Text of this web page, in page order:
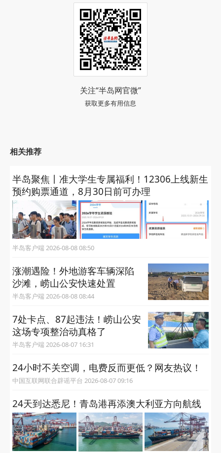
关注“半岛网官微”
获取更多有用信息
相关推荐
半岛聚焦丨准大学生专属福利！12306上线新生
预约购票通道，8月30日前可办理
半岛客户端 2026-08-08 08:50
涨潮遇险！外地游客车辆深陷
沙滩，崂山公安快速处置
半岛客户端 2026-08-08 08:44
7处卡点、87起违法！崂山公安
这场专项整治动真格了
半岛客户端 2026-08-07 16:31
24小时不关空调，电费反而更低？网友热议！
中国互联网联合辟谣平台 2026-08-07 09:16
24天到达悉尼！青岛港再添澳大利亚方向航线